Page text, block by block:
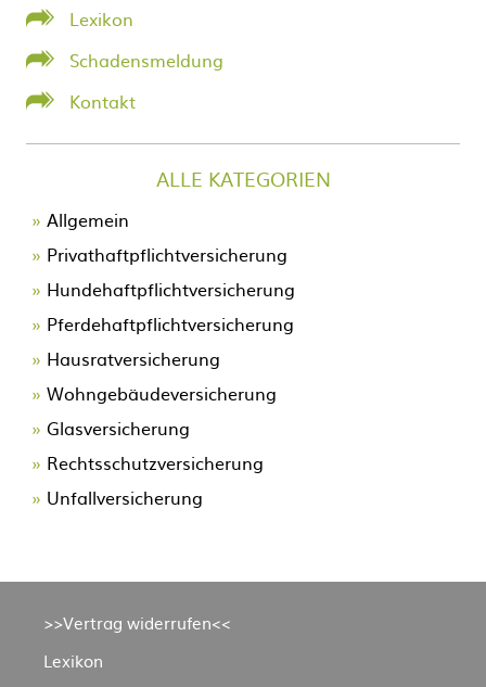
Lexikon
Schadensmeldung
Kontakt
ALLE KATEGORIEN
Allgemein
Privathaftpflichtversicherung
Hundehaftpflichtversicherung
Pferdehaftpflichtversicherung
Hausratversicherung
Wohngebäudeversicherung
Glasversicherung
Rechtsschutzversicherung
Unfallversicherung
>>Vertrag widerrufen<<
Lexikon